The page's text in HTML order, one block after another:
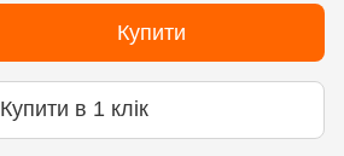
Купити
Купити в 1 клік